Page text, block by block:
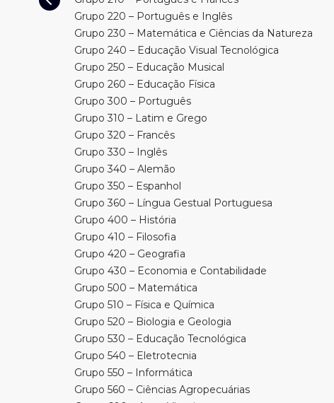
Grupo 220 – Português e Inglês
Grupo 230 – Matemática e Ciências da Natureza
Grupo 240 – Educação Visual Tecnológica
Grupo 250 – Educação Musical
Grupo 260 – Educação Física
Grupo 300 – Português
Grupo 310 – Latim e Grego
Grupo 320 – Francês
Grupo 330 – Inglês
Grupo 340 – Alemão
Grupo 350 – Espanhol
Grupo 360 – Língua Gestual Portuguesa
Grupo 400 – História
Grupo 410 – Filosofia
Grupo 420 – Geografia
Grupo 430 – Economia e Contabilidade
Grupo 500 – Matemática
Grupo 510 – Física e Química
Grupo 520 – Biologia e Geologia
Grupo 530 – Educação Tecnológica
Grupo 540 – Eletrotecnia
Grupo 550 – Informática
Grupo 560 – Ciências Agropecuárias